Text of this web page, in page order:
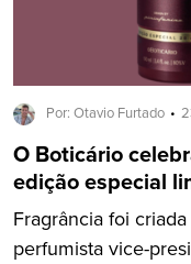
Por: Otavio Furtado
O Boticário
edição especial
Fragrância foi
perfumista vice-